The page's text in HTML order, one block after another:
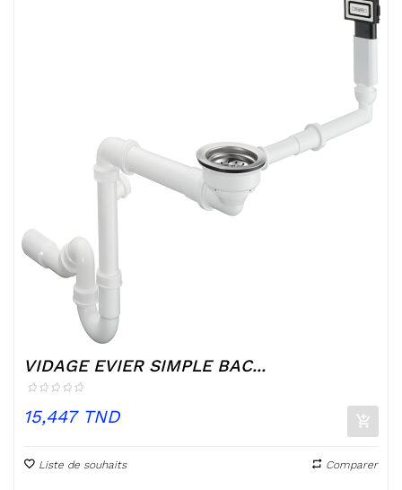
VIDAGE EVIER SIMPLE BAC...
Prix
15,447 TND
Liste de souhaits Comparer